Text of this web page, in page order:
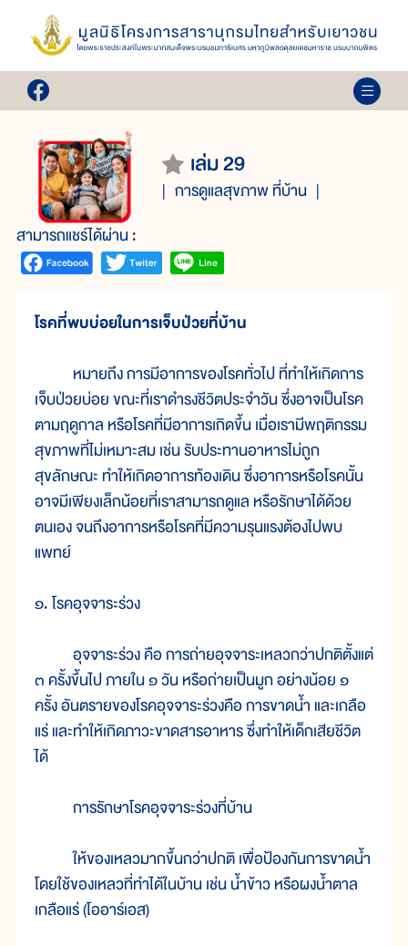
เล่ม 29
การดูแลสุขภาพ ที่บ้าน
สามารถแชร์ได้ผ่าน :
โรคที่พบบ่อยในการเจ็บป่วยที่บ้าน
หมายถึง การมีอาการของโรคทั่วไป ที่ทำให้เกิดการ
เจ็บป่วยบ่อย ขณะที่เราดำรงชีวิตประจำวัน ซึ่งอาจเป็นโรค
ตามฤดูกาล หรือโรคที่มีอาการเกิดขึ้น เมื่อเรามีพฤติกรรม
สุขภาพที่ไม่เหมาะสม เช่น รับประทานอาหารไม่ถูก
สุขลักษณะ ทำให้เกิดอาการท้องเดิน ซึ่งอาการหรือโรคนั้น
อาจมีเพียงเล็กน้อยที่เราสามารถดูแล หรือรักษาได้ด้วย
ตนเอง จนถึงอาการหรือโรคที่มีความรุนแรงต้องไปพบ
แพทย์
๑. โรคอุจจาระร่วง
อุจจาระร่วง คือ การถ่ายอุจจาระเหลวกว่าปกติตั้งแต่
๓ ครั้งขึ้นไป ภายใน ๑ วัน หรือถ่ายเป็นมูก อย่างน้อย ๑
ครั้ง อันตรายของโรคอุจจาระร่วงคือ การขาดน้ำ และเกลือ
แร่ และทำให้เกิดภาวะขาดสารอาหาร ซึ่งทำให้เด็กเสียชีวิต
ได้
การรักษาโรคอุจจาระร่วงที่บ้าน
ให้ของเหลวมากขึ้นกว่าปกติ เพื่อป้องกันการขาดน้ำ
โดยใช้ของเหลวที่ทำได้ในบ้าน เช่น น้ำข้าว หรือผงน้ำตาล
เกลือแร่ (โออาร์เอส)